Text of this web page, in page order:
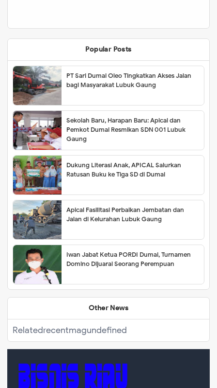
Popular Posts
PT Sari Dumai Oleo Tingkatkan Akses Jalan
bagi Masyarakat Lubuk Gaung
Sekolah Baru, Harapan Baru: Apical dan
Pemkot Dumai Resmikan SDN 001 Lubuk
Gaung
Dukung Literasi Anak, APICAL Salurkan
Ratusan Buku ke Tiga SD di Dumai
Apical Fasilitasi Perbaikan Jembatan dan
Jalan di Kelurahan Lubuk Gaung
Iwan Jabat Ketua PORDI Dumai, Turnamen
Domino Dijuarai Seorang Perempuan
Other News
Relatedrecentmagundefined